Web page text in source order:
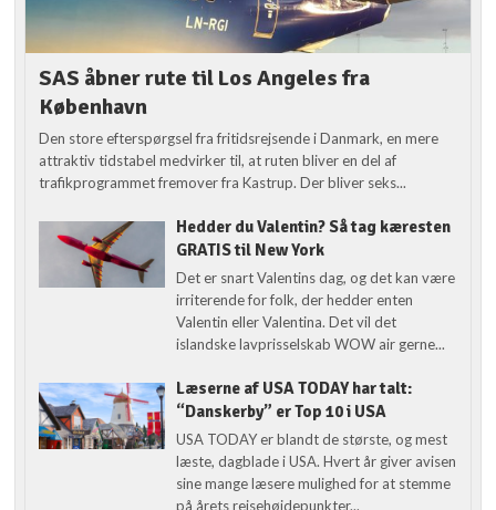
SAS åbner rute til Los Angeles fra
København
Den store efterspørgsel fra fritidsrejsende i Danmark, en mere
attraktiv tidstabel medvirker til, at ruten bliver en del af
trafikprogrammet fremover fra Kastrup. Der bliver seks...
Hedder du Valentin? Så tag kæresten
GRATIS til New York
Det er snart Valentins dag, og det kan være
irriterende for folk, der hedder enten
Valentin eller Valentina. Det vil det
islandske lavprisselskab WOW air gerne...
Læserne af USA TODAY har talt:
“Danskerby” er Top 10 i USA
USA TODAY er blandt de største, og mest
læste, dagblade i USA. Hvert år giver avisen
sine mange læsere mulighed for at stemme
på årets rejsehøjdepunkter...